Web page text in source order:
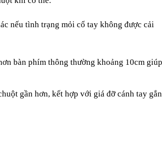
nếu tình trạng mỏi cổ tay không được cải
bàn phím thông thường khoảng 10cm giúp
gần hơn, kết hợp với giá đỡ cánh tay gắn